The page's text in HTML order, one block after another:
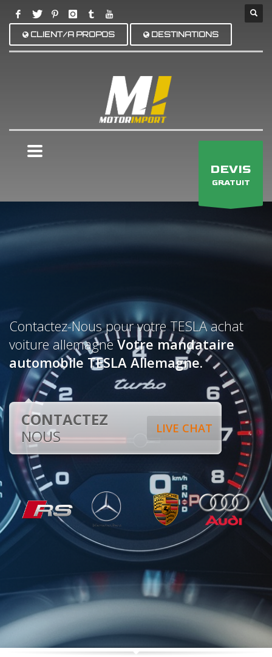
CLIENT/A PROPOS DESTINATIONS
DEVIS
GRATUIT
Contactez-Nous pour votre TESLA achat
voiture allemagneVotre mandataire
automobile TESLA Allemagne.
LIVE CHAT
CONTACTEZ
NOUS